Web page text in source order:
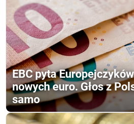
EBC pyta
nowych euro. Głos z
samo